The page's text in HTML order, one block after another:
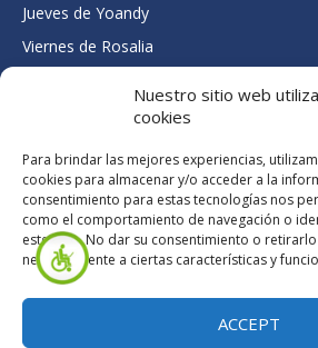
Nuestro sitio web utiliza
cookies
Para brindar las mejores experiencias,
cookies para almacenar y/o acceder a la
consentimiento para estas tecnologías nos
como el comportamiento de navegación o
este sitio. No dar su consentimiento o
negativamente a ciertas características y
ACCEPT
Jueves de Yoandy
Viernes de Rosalia
Pinar del Río, Cuba
colabora@centroconvivencia.org
F
a
c
e
b
o
T
w
i
t
e
Y
o
u
t
b
derechos reservados.